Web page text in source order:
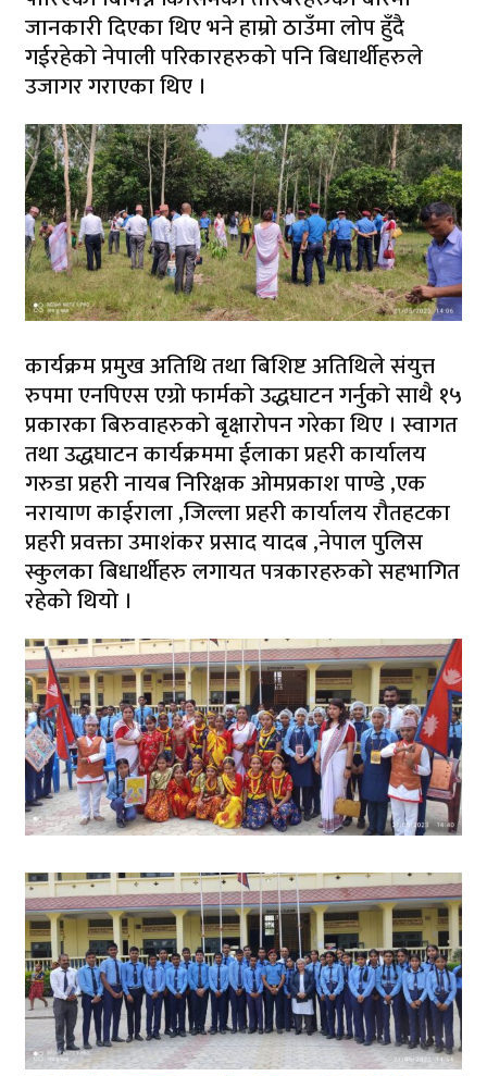
जानकारी दिएका थिए भने हाम्रो ठाउँमा लोप हुँदै
गईरहेको नेपाली परिकारहरुको पनि बिधार्थीहरुले
उजागर गराएका थिए ।
कार्यक्रम प्रमुख अतिथि तथा बिशिष्ट अतिथिले संयुत्त
रुपमा एनपिएस एग्रो फार्मको उद्धघाटन गर्नुको साथै १५
प्रकारका बिरुवाहरुको बृक्षारोपन गरेका थिए । स्वागत
तथा उद्धघाटन कार्यक्रममा ईलाका प्रहरी कार्यालय
गरुडा प्रहरी नायब निरिक्षक ओमप्रकाश पाण्डे ,एक
नरायाण काईराला ,जिल्ला प्रहरी कार्यालय रौतहटका
प्रहरी प्रवक्ता उमाशंकर प्रसाद यादब ,नेपाल पुलिस
स्कुलका बिधार्थीहरु लगायत पत्रकारहरुको सहभागित
रहेको थियो ।